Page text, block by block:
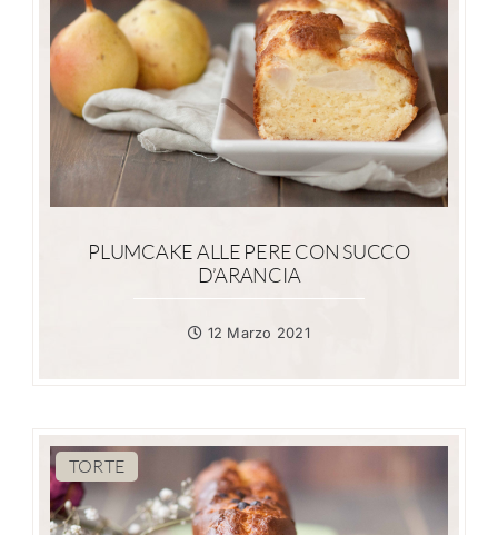
PLUMCAKE ALLE PERE CON SUCCO
D’ARANCIA
12 Marzo 2021
TORTE